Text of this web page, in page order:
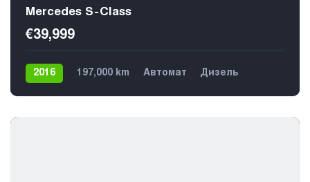
Mercedes S-Class
€39,999
2016 197,000 km Автомат
Дизель